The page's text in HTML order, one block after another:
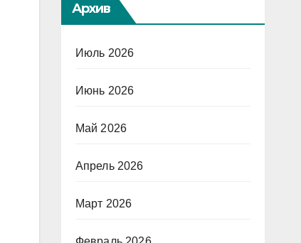
Архив
Июль 2026
Июнь 2026
Май 2026
Апрель 2026
Март 2026